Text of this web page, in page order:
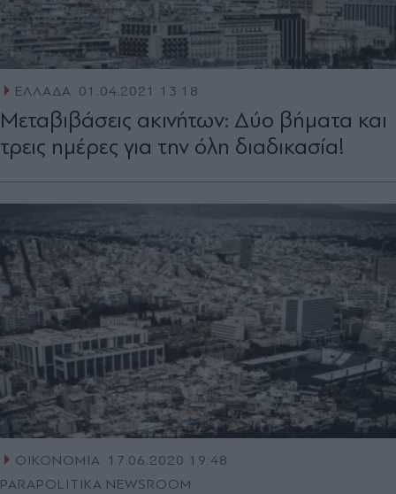
ΕΛΛΑΔΑ 01.04.2021 13:18
Μεταβιβάσεις ακινήτων: Δύο βήματα και
τρεις ημέρες για την όλη διαδικασία!
ΟΙΚΟΝΟΜΙΑ 17.06.2020 19:48
PARAPOLITIKA NEWSROOM